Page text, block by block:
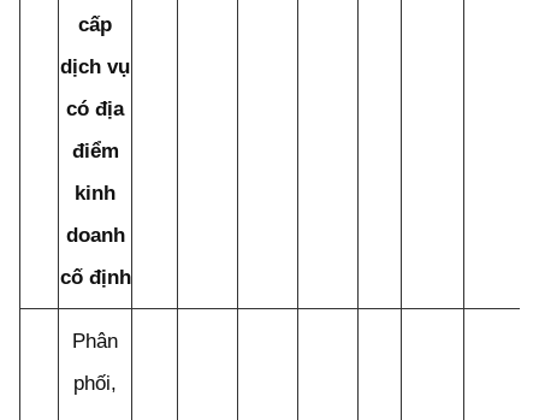
cấp
dịch vụ
có địa
điểm
kinh
doanh
cố định
Phân
phối,